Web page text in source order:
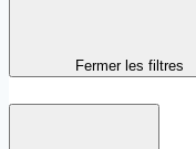
Fermer les filtres